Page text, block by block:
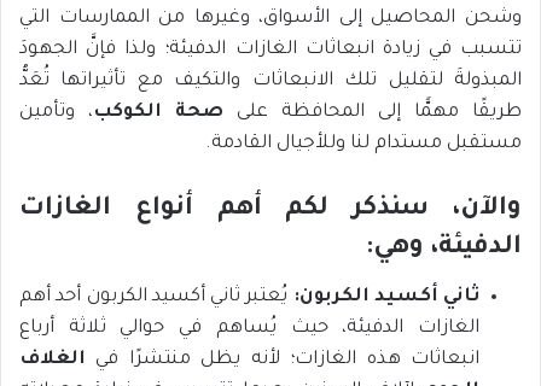
وشحن المحاصيل إلى الأسواق، وغيرها من الممارسات التي
تتسبب في زيادة انبعاثات الغازات الدفيئة؛ ولذا فإنَّ الجهودَ
المبذولةَ لتقليل تلك الانبعاثات والتكيف مع تأثيراتها تُعَدُّ
طريقًا مهمًّا إلى المحافظة على صحة الكوكب، وتأمين
مستقبل مستدام لنا وللأجيال القادمة.
والآن، سنذكر لكم أهم أنواع الغازات
الدفيئة، وهي:
ثاني أكسيد الكربون: يُعتبر ثاني أكسيد الكربون أحد أهم
الغازات الدفيئة، حيث يُساهم في حوالي ثلاثة أرباع
انبعاثات هذه الغازات؛ لأنه يظل منتشرًا في
الغلاف